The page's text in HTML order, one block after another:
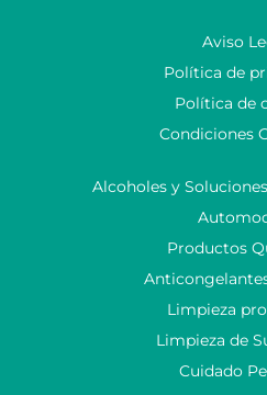
Aviso
Política de
Política de
Condiciones
Alcoholes y
Productos
Limpieza
Limpieza de
Cuidado